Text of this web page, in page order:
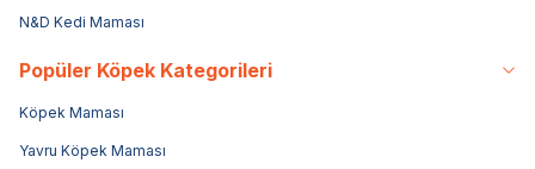
N&D Kedi Maması
Popüler Köpek Kategorileri
Köpek Maması
Yavru Köpek Maması